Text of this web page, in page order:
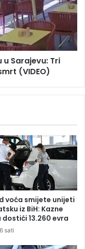
Sarajevu: Tri
(VIDEO)
voća smijete unijeti
iz BiH: Kazne
dostići 13.260 evra
sati